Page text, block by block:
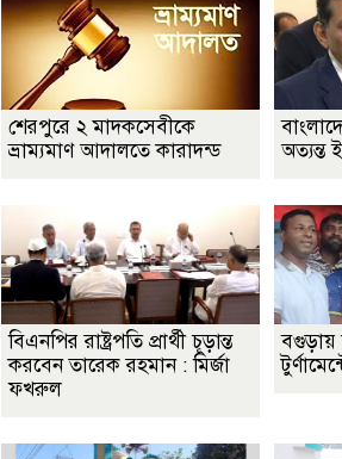
শেরপুরে ২ মাদকসেবীকে
ভ্রাম্যমাণ আদালতে কারাদন্ড
অত্যন্ত
বিএনপির রাষ্ট্রপতি প্রার্থী চূড়ান্ত
করবেন তারেক রহমান : মির্জা
ফখরুল
বগুড়ায়